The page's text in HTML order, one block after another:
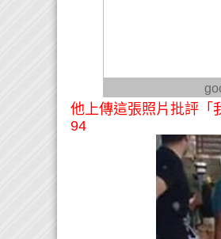
他上傳這張照片批評「
94